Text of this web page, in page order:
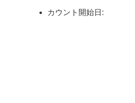
カウント開始日: